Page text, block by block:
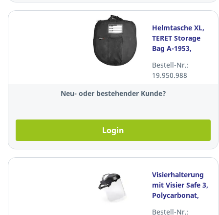
Helmtasche XL,
TERET Storage
Bag A-1953,
Bestell-Nr.:
19.950.988
Neu- oder bestehender Kunde?
Login
Visierhalterung
mit Visier Safe 3,
Polycarbonat,
Bestell-Nr.: